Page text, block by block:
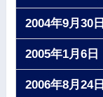
2004年9月30日
2005年1月6日
2006年8月24日